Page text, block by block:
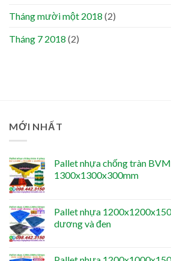
Tháng mười một 2018 (2)
Tháng 7 2018 (2)
MỚI NHẤT
Pallet nhựa chống tràn
1300x1300x300mm
Pallet nhựa
dương và đen